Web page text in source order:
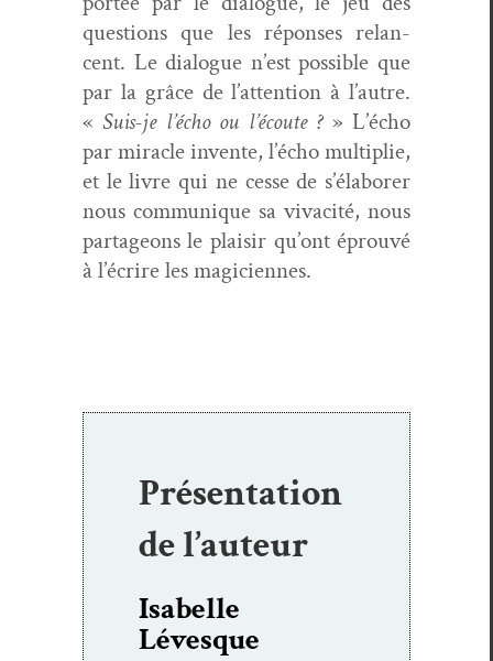
ques­tions que les répons­es relan­
cent. Le dia­logue n’est pos­si­ble que
par la grâce de l’attention à l’autre.
« Suis-je l’écho ou l’écoute ?» L’écho
par mir­a­cle invente, l’écho mul­ti­plie,
et le livre qui ne cesse de s’élaborer
nous com­mu­nique sa vivac­ité, nous
parta­geons le plaisir qu’ont éprou­vé
à l’écrire les magiciennes.
Présentation
de l’auteur
Isabelle
Lévesque